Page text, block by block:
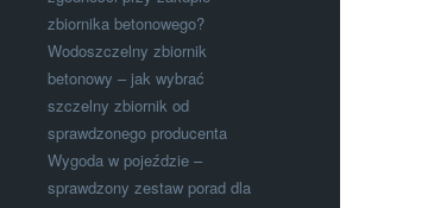
zbiornika betonowego?
Wodoszczelny zbiornik
betonowy – jak wybrać
szczelny zbiornik od
sprawdzonego producenta
Wygoda w pojeździe –
sprawdzony zestaw porad dla